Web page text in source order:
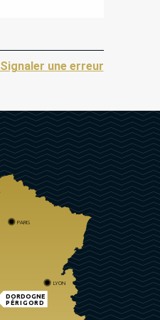
Signaler une erreur
DORDOGNE
PÉRIGORD
PARIS
LYON